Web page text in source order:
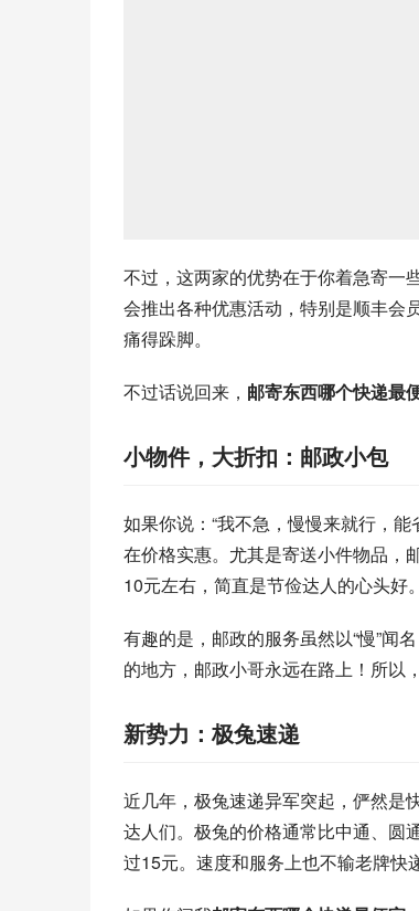
不过，这两家的优势在于你着急寄一
会推出各种优惠活动，特别是顺丰会
痛得跺脚。
不过话说回来， 邮寄东西哪个快递最
小物件，大折扣：邮政小包
如果你说：“我不急，慢慢来就行，
在价格实惠。尤其是寄送小件物品，
10元左右，简直是节俭达人的心头好。
有趣的是，邮政的服务虽然以“慢”闻
的地方，邮政小哥永远在路上！所以
新势力：极兔速递
近几年，极兔速递异军突起，俨然是
达人们。极兔的价格通常比中通、圆
过15元。速度和服务上也不输老牌快